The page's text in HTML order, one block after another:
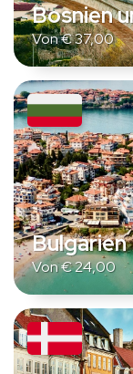
Bosnien
Von€37,00
Bulgarien
Von€24,00